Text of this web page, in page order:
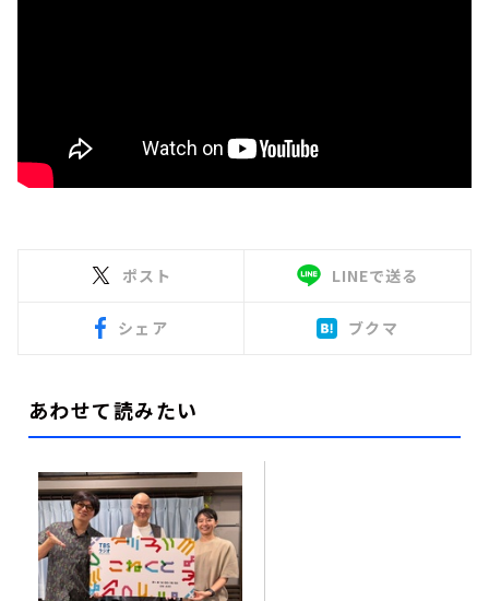
ポスト LINEで送る
シェア ブクマ
あわせて読みたい